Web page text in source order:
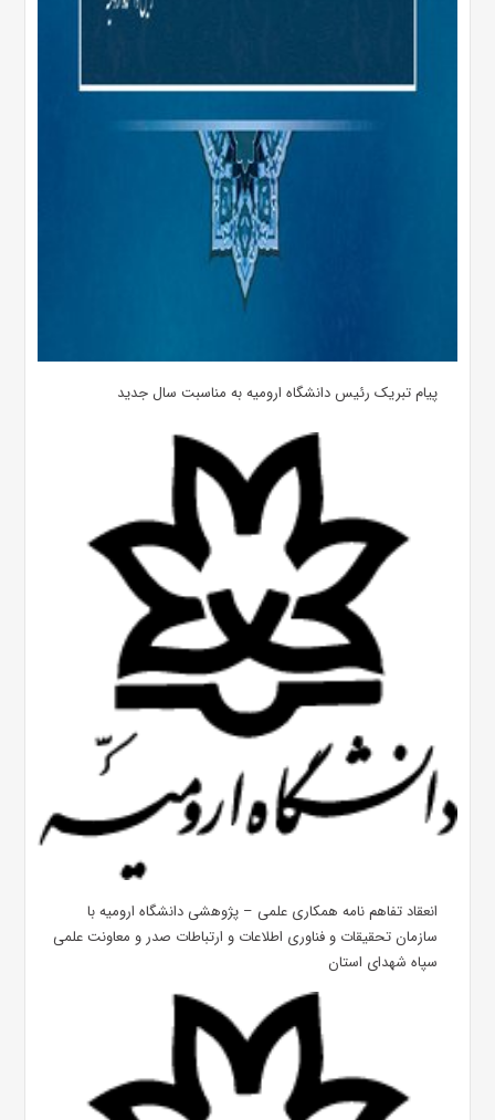
پیام تبریک رئیس دانشگاه ارومیه به مناسبت سال جدید
انعقاد تفاهم نامه همکاری علمی – پژوهشی دانشگاه ارومیه با
سازمان تحقیقات و فناوری اطلاعات و ارتباطات صدر و معاونت علمی
سپاه شهدای استان